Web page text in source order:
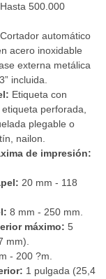
Hasta 500.000
Cortador automático
acero inoxidable
externa metálica
incluida.
Etiqueta con
perforada,
plegable o
nailon.
de impresión:
20 mm - 118
8 mm - 250 mm.
máximo: 5
mm).
- 200 ?m.
1 pulgada (25,4